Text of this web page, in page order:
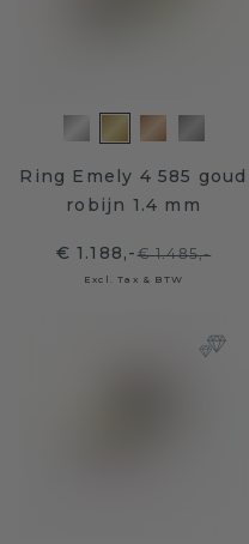
Ring Emely 4 585 goud
robijn 1.4 mm
€ 1.188,-€ 1.485,-
Excl. Tax & BTW